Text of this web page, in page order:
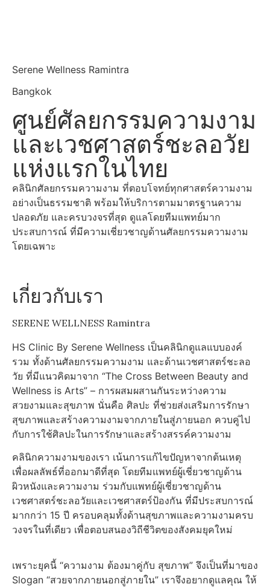
Serene Wellness Ramintra
Bangkok
ศูนย์ศัลยกรรมความงาม
และเวชศาสตร์ชะลอวัย
แห่งแรกในไทย
คลินิกศัลยกรรมความงาม ที่ตอบโจทย์ทุกศาสตร์ความงาม
อย่างเป็นธรรมชาติ พร้อมให้บริการตามมาตรฐานความ
ปลอดภัย และครบวงจรที่สุด ดูแลโดยทีมแพทย์มาก
ประสบการณ์ ที่มีความเชี่ยวชาญด้านศัลยกรรมความงาม
โดยเฉพาะ
เกี่ยวกับเรา
SERENE WELLNESS Ramintra
HS Clinic By Serene Wellness เป็นคลินิกดูแลแบบองค์
รวม ทั้งด้านศัลยกรรมความงาม และด้านเวชศาสตร์ชะลอ
วัย ที่มีแนวคิดมาจาก “The Cross Between Beauty and
Wellness is Arts” – การผสมผสานกันระหว่างความ
สวยงามและสุขภาพ นั่นคือ ศิลปะ ที่ช่วยส่งเสริมการรักษา
สุขภาพและสร้างความงามจากภายในสู่ภายนอก ควบคู่ไป
กับการใช้ศิลปะในการรักษาและสร้างสรรค์ความงาม
คลินิกความงามของเรา เน้นการแก้ไขปัญหาจากต้นเหตุ
เพื่อผลลัพธ์ที่ออกมาดีที่สุด โดยทีมแพทย์ผู้เชี่ยวชาญด้าน
ผิวหนังและความงาม ร่วมกับแพทย์ผู้เชี่ยวชาญด้าน
เวชศาสตร์ชะลอวัยและเวชศาสตร์ป้องกัน ที่มีประสบการณ์
มากกว่า 15 ปี ครอบคลุมทั้งด้านสุขภาพและความงามครบ
วงจรในที่เดียว เพื่อตอบสนองวิถีชีวิตของสังคมยุคใหม่
เพราะยุคนี้ “ความงาม ต้องมาคู่กับ สุขภาพ” จึงเป็นที่มาของ
Slogan “สวยจากภายนอกสู่ภายใน” เราจึงอยากดูแลคุณ ให้